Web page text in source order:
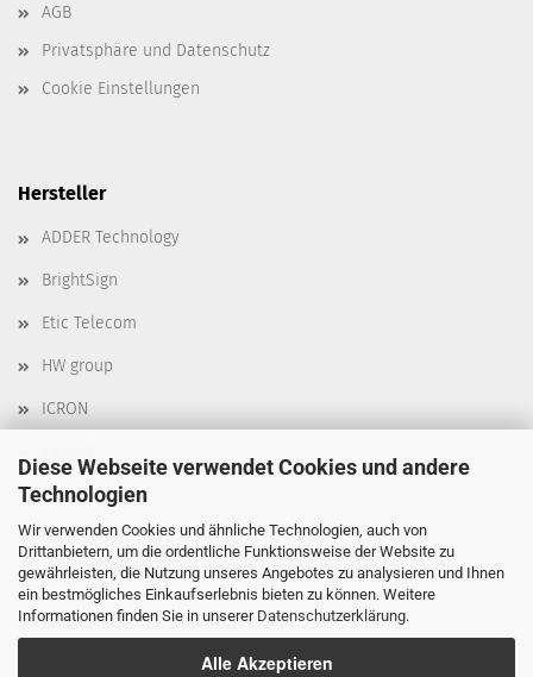
Diese Webseite verwendet Cookies und andere
Technologien
Wir verwenden Cookies und ähnliche Technologien, auch von
Drittanbietern, um die ordentliche Funktionsweise der Website zu
gewährleisten, die Nutzung unseres Angebotes zu analysieren und Ihnen
ein bestmögliches Einkaufserlebnis bieten zu können. Weitere
Informationen finden Sie in unserer Datenschutzerklärung.
Alle Akzeptieren
AGB
Privatsphäre und Datenschutz
Cookie Einstellungen
Hersteller
ADDER Technology
BrightSign
Etic Telecom
HW group
ICRON
Moxa
Robustel
Delta